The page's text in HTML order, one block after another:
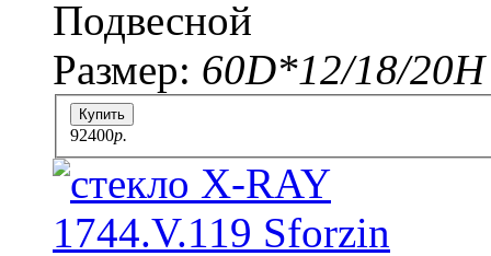
Подвесной
Размер: 60D*12/18/20H
Купить
92400p.